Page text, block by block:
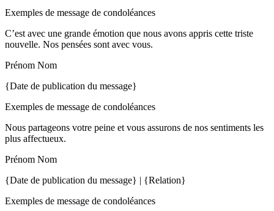
Exemples de message de condoléances
C’est avec une grande émotion que nous avons appris cette triste
nouvelle. Nos pensées sont avec vous.
Prénom Nom
{Date de publication du message}
Exemples de message de condoléances
Nous partageons votre peine et vous assurons de nos sentiments les
plus affectueux.
Prénom Nom
{Date de publication du message} | {Relation}
Exemples de message de condoléances